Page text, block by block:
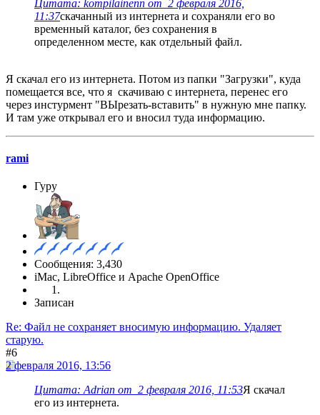
Цитата: kompilainenn от 2 февраля 2016,
11:37скачанный из интернета и сохраняли его во
временный каталог, без сохранения в
определенном месте, как отдельный файл.
Я скачал его из интернета. Потом из папки "Загрузки", куда
помещается все, что я скачиваю с интернета, перенес его
через инстурмент "ВЫрезать-вставить" в нужную мне папку.
И там уже открывал его и вносил туда информацию.
rami
Гуру
Сообщения: 3,430
iMac, LibreOffice и Apache OpenOffice
Записан
Re: Файл не сохраняет вносимую информацию. Удаляет
старую.
#6
2 февраля 2016, 13:56
Цитата: Adrian от 2 февраля 2016, 11:53Я скачал
его из интернета.